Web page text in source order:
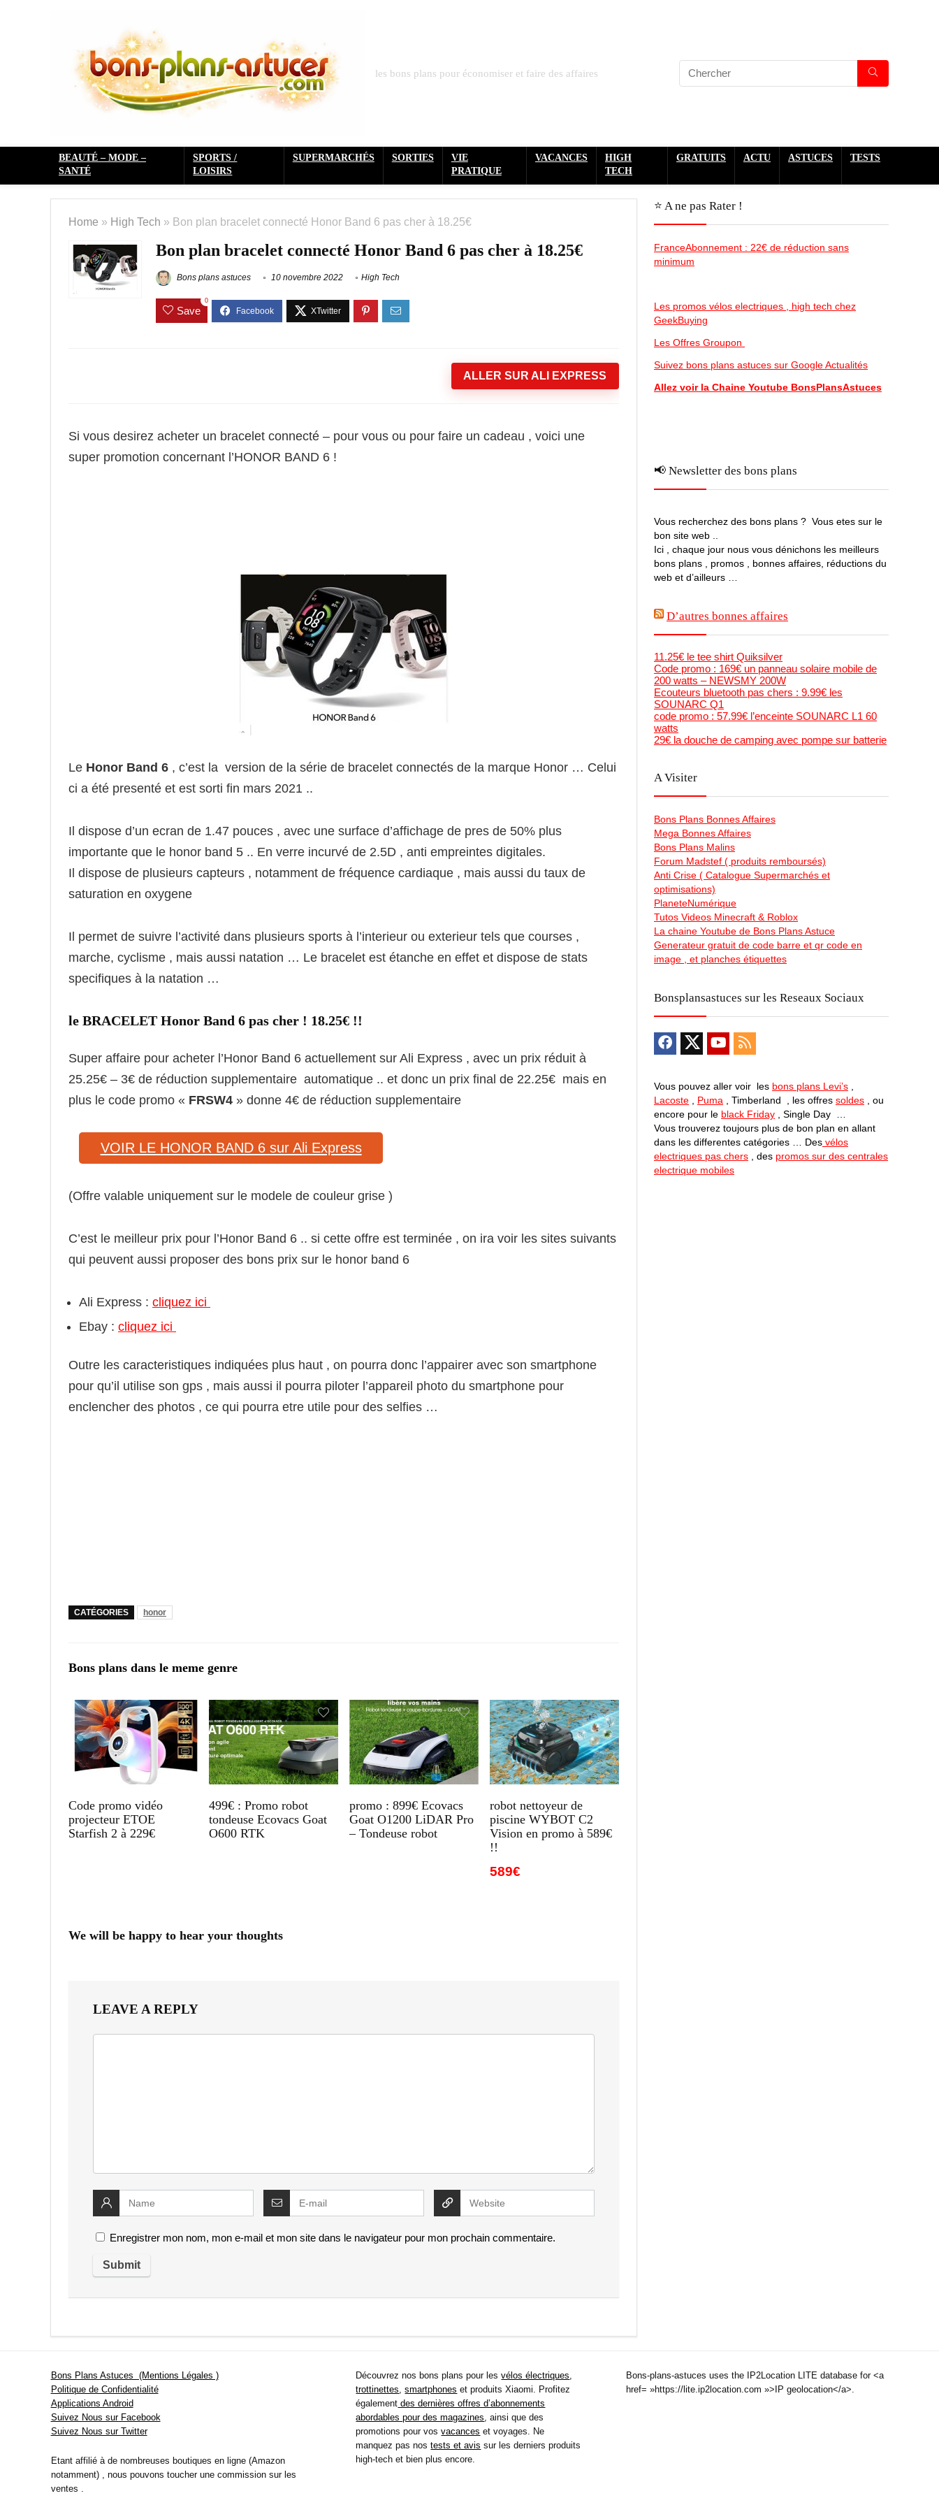
les bons plans pour économiser et faire des affaires
BEAUTÉ – MODE –
SANTÉ
SPORTS /
LOISIRS
SUPERMARCHÉS SORTIES
VIE
PRATIQUE
VACANCES
HIGH
TECH
GRATUITS ACTU ASTUCES TESTS
Home » High Tech » Bon plan bracelet connecté Honor Band 6 pas cher à 18.25€
Bon plan bracelet connecté Honor Band 6 pas cher à 18.25€
Bons plans astuces 10 novembre 2022 High Tech
Save
0
ALLER SUR ALI EXPRESS
Si vous desirez acheter un bracelet connecté – pour vous ou pour faire un cadeau , voici une
super promotion concernant l’HONOR BAND 6 !
Le Honor Band 6 , c’est la version de la série de bracelet connectés de la marque Honor … Celui
ci a été presenté et est sorti fin mars 2021 ..
Il dispose d’un ecran de 1.47 pouces , avec une surface d’affichage de pres de 50% plus
importante que le honor band 5 .. En verre incurvé de 2.5D , anti empreintes digitales.
Il dispose de plusieurs capteurs , notamment de fréquence cardiaque , mais aussi du taux de
saturation en oxygene
Il permet de suivre l’activité dans plusieurs sports à l’interieur ou exterieur tels que courses ,
marche, cyclisme , mais aussi natation … Le bracelet est étanche en effet et dispose de stats
specifiques à la natation …
le BRACELET Honor Band 6 pas cher ! 18.25€ !!
Super affaire pour acheter l’Honor Band 6 actuellement sur Ali Express , avec un prix réduit à
25.25€ – 3€ de réduction supplementaire automatique .. et donc un prix final de 22.25€ mais en
plus le code promo « FRSW4 » donne 4€ de réduction supplementaire
VOIR LE HONOR BAND 6 sur Ali Express
(Offre valable uniquement sur le modele de couleur grise )
C’est le meilleur prix pour l’Honor Band 6 .. si cette offre est terminée , on ira voir les sites suivants
qui peuvent aussi proposer des bons prix sur le honor band 6
Ali Express : cliquez ici
Ebay : cliquez ici
Outre les caracteristiques indiquées plus haut , on pourra donc l’appairer avec son smartphone
pour qu’il utilise son gps , mais aussi il pourra piloter l’appareil photo du smartphone pour
enclencher des photos , ce qui pourra etre utile pour des selfies …
CATÉGORIES honor
Bons plans dans le meme genre
Code promo vidéo
projecteur ETOE
Starfish 2 à 229€
499€ : Promo robot
tondeuse Ecovacs Goat
O600 RTK
promo : 899€ Ecovacs
Goat O1200 LiDAR Pro
– Tondeuse robot
robot nettoyeur de
piscine WYBOT C2
Vision en promo à 589€
!!
589€
We will be happy to hear your thoughts
LEAVE A REPLY
Enregistrer mon nom, mon e-mail et mon site dans le navigateur pour mon prochain commentaire.
⭐️ A ne pas Rater !
FranceAbonnement : 22€ de réduction sans
minimum
Les promos vélos electriques , high tech chez
GeekBuying
Les Offres Groupon
Suivez bons plans astuces sur Google Actualités
Allez voir la Chaine Youtube BonsPlansAstuces
📢 Newsletter des bons plans
Vous recherchez des bons plans ? Vous etes sur le
bon site web ..
Ici , chaque jour nous vous dénichons les meilleurs
bons plans , promos , bonnes affaires, réductions du
web et d’ailleurs …
D’autres bonnes affaires
11.25€ le tee shirt Quiksilver
Code promo : 169€ un panneau solaire mobile de
200 watts – NEWSMY 200W
Ecouteurs bluetooth pas chers : 9.99€ les
SOUNARC Q1
code promo : 57.99€ l’enceinte SOUNARC L1 60
watts
29€ la douche de camping avec pompe sur batterie
A Visiter
Bons Plans Bonnes Affaires
Mega Bonnes Affaires
Bons Plans Malins
Forum Madstef ( produits remboursés)
Anti Crise ( Catalogue Supermarchés et
optimisations)
PlaneteNumérique
Tutos Videos Minecraft & Roblox
La chaine Youtube de Bons Plans Astuce
Generateur gratuit de code barre et qr code en
image , et planches étiquettes
Bonsplansastuces sur les Reseaux Sociaux
Vous pouvez aller voir les bons plans Levi’s
Lacoste
Puma , Timberland , les offres soldes , ou
encore pour le black Friday , Single Day …
Vous trouverez toujours plus de bon plan en allant
dans les differentes catégories … Des vélos
electriques pas chers , des promos sur des centrales
electrique mobiles
Bons Plans Astuces (Mentions Légales )
Politique de Confidentialité
Applications Android
Suivez Nous sur Facebook
Suivez Nous sur Twitter
Etant affilié à de nombreuses boutiques en ligne (Amazon
notamment) , nous pouvons toucher une commission sur les
ventes .
Découvrez nos bons plans pour lesvélos électriques
trottinettes ,smartphones et produits Xiaomi. Profitez
également des dernières offres d’abonnements
abordables pour des magazines , ainsi que des
promotions pour vosvacances et voyages. Ne
manquez pas nostests et avis sur les derniers produits
high-tech et bien plus encore.
Bons-plans-astuces uses the IP2Location LITE database for <a
href= »https://lite.ip2location.com »>IP geolocation</a>.